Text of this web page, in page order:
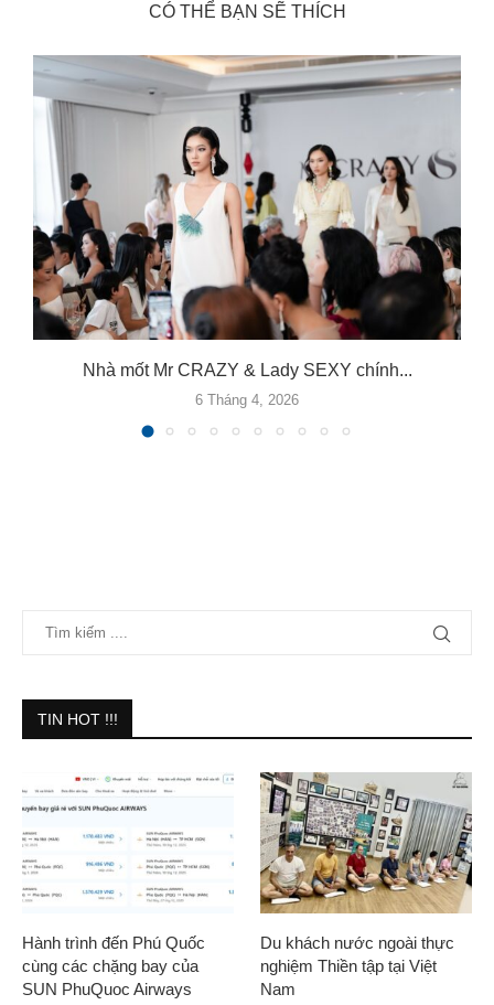
CÓ THỂ BẠN SẼ THÍCH
Nhà mốt Mr CRAZY & Lady SEXY chính...
6 Tháng 4, 2026
TIN HOT !!!
Hành trình đến Phú Quốc
cùng các chặng bay của
SUN PhuQuoc Airways
Du khách nước ngoài thực
nghiệm Thiền tập tại Việt
Nam